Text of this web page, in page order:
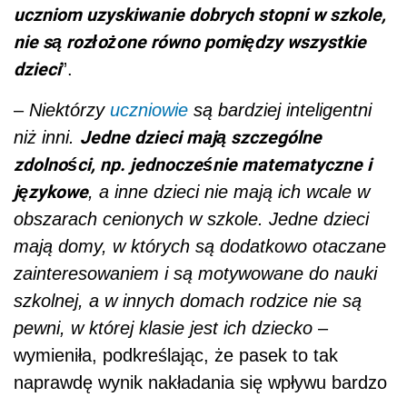
uczniom uzyskiwanie dobrych stopni w szkole,
nie są rozłożone równo pomiędzy wszystkie
dzieci”.
– Niektórzy uczniowie są bardziej inteligentni
niż inni. Jedne dzieci mają szczególne
zdolności, np. jednocześnie matematyczne i
językowe, a inne dzieci nie mają ich wcale w
obszarach cenionych w szkole. Jedne dzieci
mają domy, w których są dodatkowo otaczane
zainteresowaniem i są motywowane do nauki
szkolnej, a w innych domach rodzice nie są
pewni, w której klasie jest ich dziecko –
wymieniła, podkreślając, że pasek to tak
naprawdę wynik nakładania się wpływu bardzo